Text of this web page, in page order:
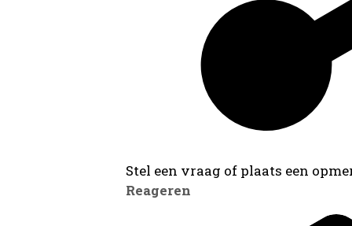
Stel een vraag of plaats een
Reageren